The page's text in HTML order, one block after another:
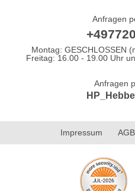
Anfragen
Montag: GESCHLOSSEN
Freitag: 16.00 - 19.00 Uhr
Anfragen
Impressum AGB